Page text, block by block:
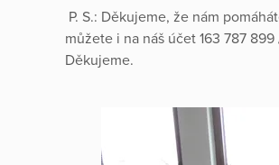
P. S.: Děkujeme, že nám
můžete i na náš účet 163 787
Děkujeme.